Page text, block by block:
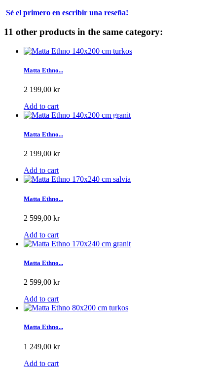
Sé el primero en escribir una reseña!
11 other products in the same category:
Matta Ethno...
2 199,00 kr
Add to cart
Matta Ethno...
2 199,00 kr
Add to cart
Matta Ethno...
2 599,00 kr
Add to cart
Matta Ethno...
2 599,00 kr
Add to cart
Matta Ethno...
1 249,00 kr
Add to cart